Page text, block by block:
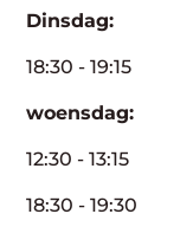
Dinsdag:
18:30 - 19:15
woensdag:
12:30 - 13:15
18:30 - 19:30